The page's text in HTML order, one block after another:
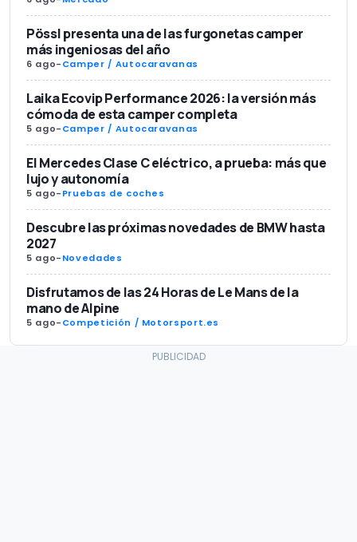
Pössl presenta una de las furgonetas camper
más ingeniosas del año
6 ago-Camper / Autocaravanas
Laika Ecovip Performance 2026: la versión más
cómoda de esta camper completa
5 ago-Camper / Autocaravanas
El Mercedes Clase C eléctrico, a prueba: más que
lujo y autonomía
5 ago-Pruebas de coches
Descubre las próximas novedades de BMW hasta
2027
5 ago-Novedades
Disfrutamos de las 24 Horas de Le Mans de la
mano de Alpine
5 ago-Competición / Motorsport.es